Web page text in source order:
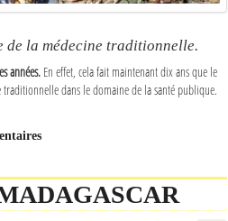
de la médecine traditionnelle.
années. En effet, cela fait maintenant dix ans que le
traditionnelle dans le domaine de la santé publique.